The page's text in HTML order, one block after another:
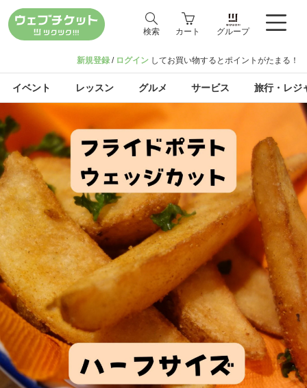
検索 カート グループ
新規登録 / ログイン してお買い物するとポイントがたまる！
イベント レッスン グルメ サービス 旅行・レジ